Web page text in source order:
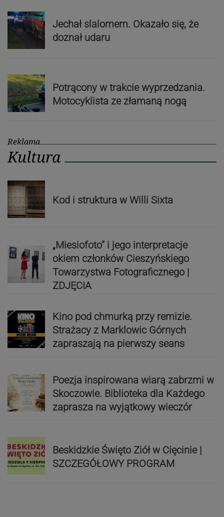
Jechał slalomem. Okazało się, że
doznał udaru
Potrącony w trakcie wyprzedzania.
Motocyklista ze złamaną nogą
Reklama
Kultura
Kod i struktura w Willi Sixta
„Miesiofoto” i jego interpretacje
okiem członków Cieszyńskiego
Towarzystwa Fotograficznego |
ZDJĘCIA
Kino pod chmurką przy remizie.
Strażacy z Marklowic Górnych
zapraszają na pierwszy seans
Poezja inspirowana wiarą zabrzmi w
Skoczowie. Biblioteka dla Każdego
zaprasza na wyjątkowy wieczór
Beskidzkie Święto Ziół w Cięcinie |
SZCZEGÓŁOWY PROGRAM